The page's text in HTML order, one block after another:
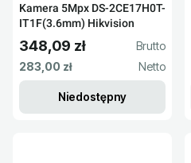
Kamera 5Mpx DS-2CE17H0T-
IT1F(3.6mm) Hikvision
Cena brutto
348,09 zł
Cena netto
283,00 zł
Niedostępny